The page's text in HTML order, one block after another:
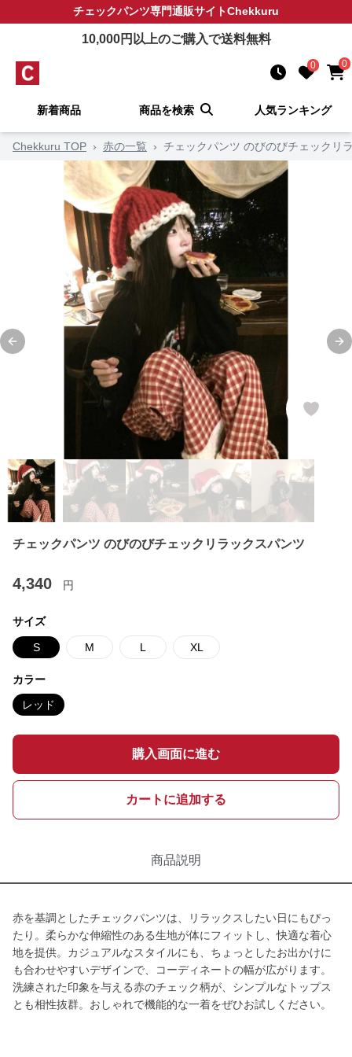
チェックパンツ専門通販サイトChekkuru
10,000円以上のご購入で送料無料
0 0
新着商品 商品を検索 人気ランキング
Chekkuru TOP › 赤の一覧 › チェックパンツ のびのびチェックリ
Previous slide
チェックパンツ のびのびチェックリラックスパンツ
4,340 円
サイズ
S M L XL
カラー
レッド
購入画面に進む
カートに追加する
商品説明
赤を基調としたチェックパンツは、リラックスしたい日にもぴっ
たり。柔らかな伸縮性のある生地が体にフィットし、快適な着心
地を提供。カジュアルなスタイルにも、ちょっとしたお出かけに
も合わせやすいデザインで、コーディネートの幅が広がります。
洗練された印象を与える赤のチェック柄が、シンプルなトップス
とも相性抜群。おしゃれで機能的な一着をぜひお試しください。